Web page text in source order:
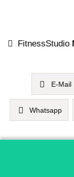
FitnessStudio
E-Mail
Whatsapp